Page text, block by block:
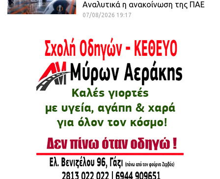
Αναλυτικά η ανακοίνωση της ΠΑΕ
07/08/2026 19:17